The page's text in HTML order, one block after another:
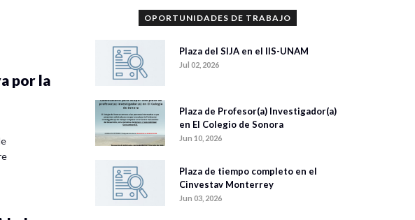
por la
OPORTUNIDADES DE TRABAJO
Plaza del SIJA en el IIS-UNAM
Jul 02, 2026
Plaza de Profesor(a) Investigador(a)
en El Colegio de Sonora
Jun 10, 2026
Plaza de tiempo completo en el
Cinvestav Monterrey
Jun 03, 2026